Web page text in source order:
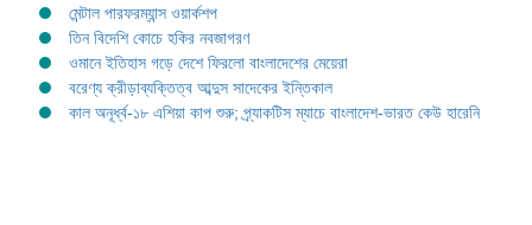
মেন্টাল পারফরম্যান্স ওয়ার্কশপ
তিন বিদেশি কোচে হকির নবজাগরণ
ওমানে ইতিহাস গড়ে দেশে ফিরলো বাংলাদেশের মেয়েরা
বরেণ্য ক্রীড়াব্যক্তিত্ব আব্দুস সাদেকের ইন্তিকাল
কাল অনূর্ধ্ব-১৮ এশিয়া কাপ শুরু; প্র্যাকটিস ম্যাচে বাংলাদেশ-ভারত কেউ হারেনি